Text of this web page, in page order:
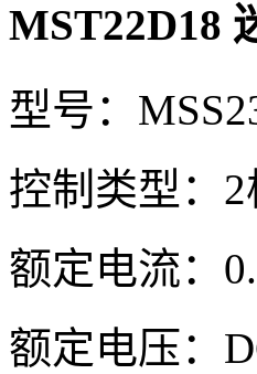
MST22D18
型号：
控制类型：2
额定电流：
额定电压：